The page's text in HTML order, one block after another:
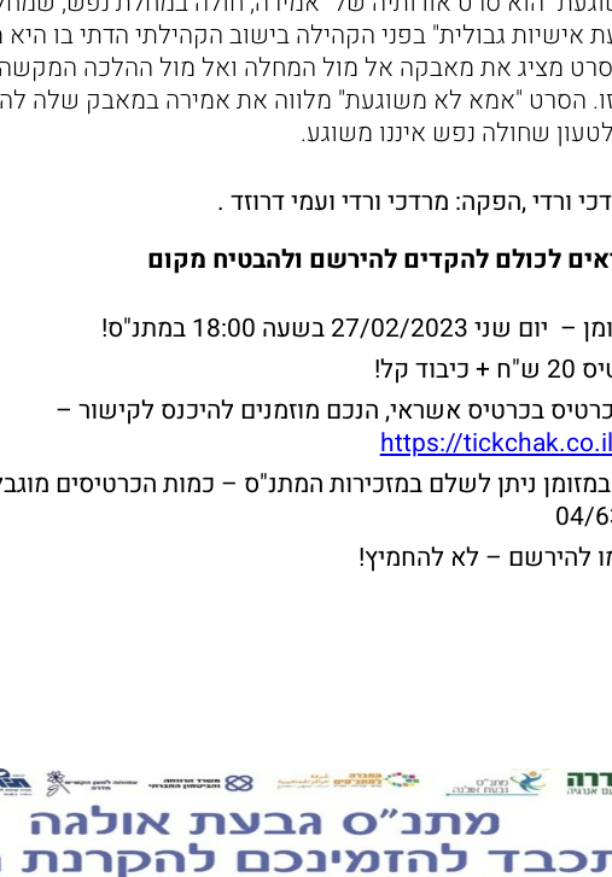
אישיות גבולית" בפני הקהילה בישוב הקהילתי הדתי בו
מציג את מאבקה אל מול המחלה ואל מול ההלכה
הסרט "אמא לא משוגעת" מלווה את אמירה במאבק שלה
שחולה נפש איננו משוגע.
ורדי ,הפקה: מרדכי ורדי ועמי דרוזד .
לכולם להקדים להירשם ולהבטיח מקום
27/02/2023 בשעה 18:00 במתנ"ס!
קל!
בכרטיס אשראי, הנכם מוזמנים להיכנס לקישור –
https://
ניתן לשלם במזכירות המתנ"ס – כמות הכרטיסים
להירשם – לא להחמיץ!